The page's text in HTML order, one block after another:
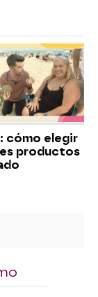
cómo elegir
productos